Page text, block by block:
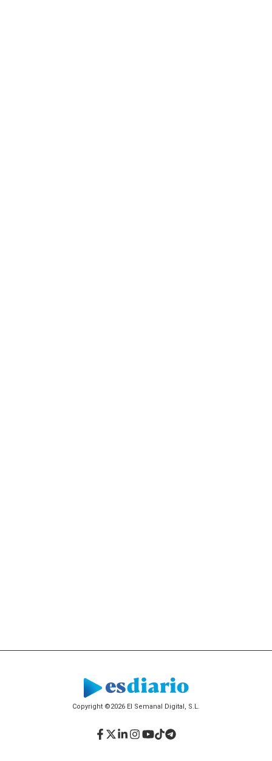
Copyright ©2026 El Semanal Digital, S.L.
Facebook
Twitter
LinkedIn
Instagram
YouTube
TikTok
Telegram